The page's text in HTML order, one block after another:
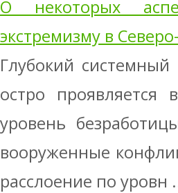
О некоторых
экстремизму в
Глубокий системный
остро проявляется
уровень
вооруженные
расслоение по уровн